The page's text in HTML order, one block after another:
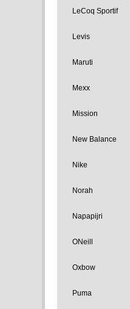
LeCoq Sportif
Levis
Maruti
Mexx
Mission
New Balance
Nike
Norah
Napapijri
ONeill
Oxbow
Puma